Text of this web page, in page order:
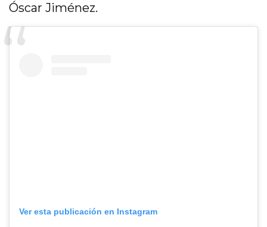
Óscar Jiménez.
Ver esta publicación en Instagram